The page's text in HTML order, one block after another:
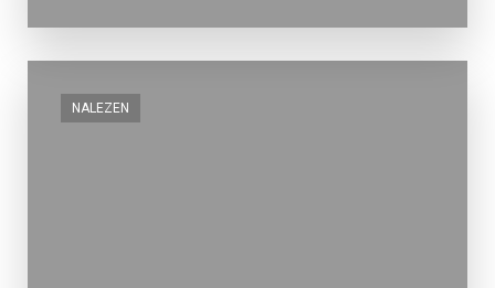
NALEZEN